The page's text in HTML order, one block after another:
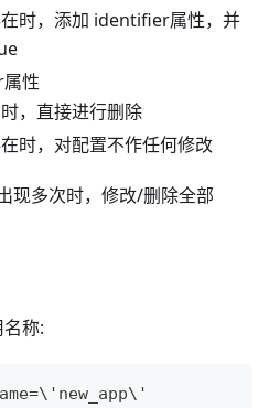
时，添加 identifier属性，并
性
，直接进行删除
时，对配置不作任何修改
现多次时，修改/删除全部
称:
=\ 'new_app\ '